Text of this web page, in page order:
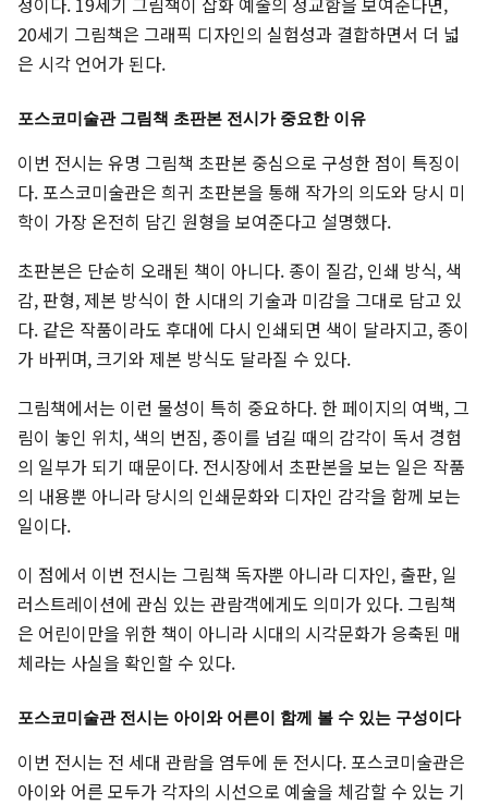
20세기 그림책은 그래픽 디자인의 실험성과 결합하면서 더 넓
은 시각 언어가 된다.
포스코미술관 그림책 초판본 전시가 중요한 이유
이번 전시는 유명 그림책 초판본 중심으로 구성한 점이 특징이
다. 포스코미술관은 희귀 초판본을 통해 작가의 의도와 당시 미
학이 가장 온전히 담긴 원형을 보여준다고 설명했다.
초판본은 단순히 오래된 책이 아니다. 종이 질감, 인쇄 방식, 색
감, 판형, 제본 방식이 한 시대의 기술과 미감을 그대로 담고 있
다. 같은 작품이라도 후대에 다시 인쇄되면 색이 달라지고, 종이
가 바뀌며, 크기와 제본 방식도 달라질 수 있다.
그림책에서는 이런 물성이 특히 중요하다. 한 페이지의 여백, 그
림이 놓인 위치, 색의 번짐, 종이를 넘길 때의 감각이 독서 경험
의 일부가 되기 때문이다. 전시장에서 초판본을 보는 일은 작품
의 내용뿐 아니라 당시의 인쇄문화와 디자인 감각을 함께 보는
일이다.
이 점에서 이번 전시는 그림책 독자뿐 아니라 디자인, 출판, 일
러스트레이션에 관심 있는 관람객에게도 의미가 있다. 그림책
은 어린이만을 위한 책이 아니라 시대의 시각문화가 응축된 매
체라는 사실을 확인할 수 있다.
포스코미술관 전시는 아이와 어른이 함께 볼 수 있는 구성이다
이번 전시는 전 세대 관람을 염두에 둔 전시다. 포스코미술관은
아이와 어른 모두가 각자의 시선으로 예술을 체감할 수 있는 기